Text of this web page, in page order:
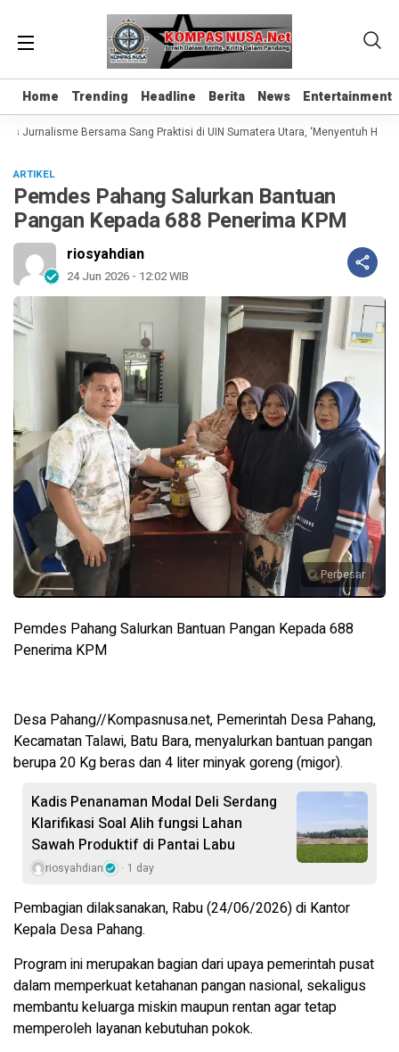
Home Trending Headline Berita News Entertainment
Home Trending Headline Berita News Entertainment
Jurnalisme Bersama Sang Praktisi di UIN Sumatera Utara, ‘Menyentuh Hati
ARTIKEL
Pemdes Pahang Salurkan Bantuan
Pangan Kepada 688 Penerima KPM
riosyahdian
24 Jun 2026 - 12:02 WIB
Perbesar
Pemdes Pahang Salurkan Bantuan Pangan Kepada 688
Penerima KPM
Desa Pahang//Kompasnusa.net, Pemerintah Desa Pahang,
Kecamatan Talawi, Batu Bara, menyalurkan bantuan pangan
berupa 20 Kg beras dan 4 liter minyak goreng (migor).
Kadis Penanaman Modal Deli Serdang
Klarifikasi Soal Alih fungsi Lahan
Sawah Produktif di Pantai Labu
riosyahdian 1 day
Pembagian dilaksanakan, Rabu (24/06/2026) di Kantor
Kepala Desa Pahang.
Program ini merupakan bagian dari upaya pemerintah pusat
dalam memperkuat ketahanan pangan nasional, sekaligus
membantu keluarga miskin maupun rentan agar tetap
memperoleh layanan kebutuhan pokok.